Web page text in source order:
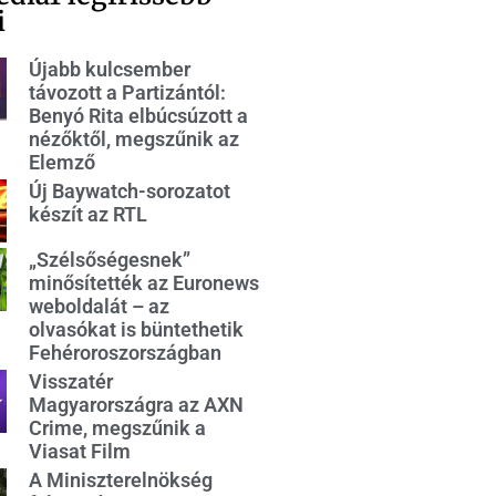
Újabb kulcsember
távozott a Partizántól:
Benyó Rita elbúcsúzott a
nézőktől, megszűnik az
Elemző
Új Baywatch-sorozatot
készít az RTL
„Szélsőségesnek”
minősítették az Euronews
weboldalát – az
olvasókat is büntethetik
Fehéroroszországban
Visszatér
Magyarországra az AXN
Crime, megszűnik a
Viasat Film
A Miniszterelnökség